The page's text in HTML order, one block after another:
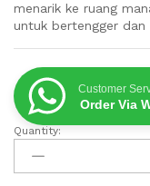
menarik ke ruang
untuk bertengger dan
Customer
Order Via
Ayunan
Gantung
Rotan
Quantity: